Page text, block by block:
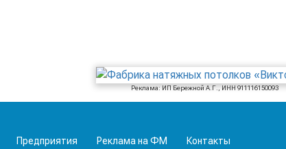
Реклама: ИП Бережной А.Г., ИНН 911116150093
Предприятия Реклама на ФМ Контакты